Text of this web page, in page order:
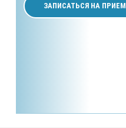
ЗАПИСАТЬСЯ НА ПРИЕМ